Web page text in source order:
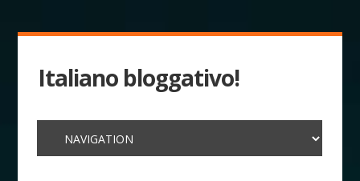
Italiano bloggativo!